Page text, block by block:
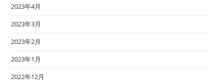
2023年4月
2023年3月
2023年2月
2023年1月
2022年12月